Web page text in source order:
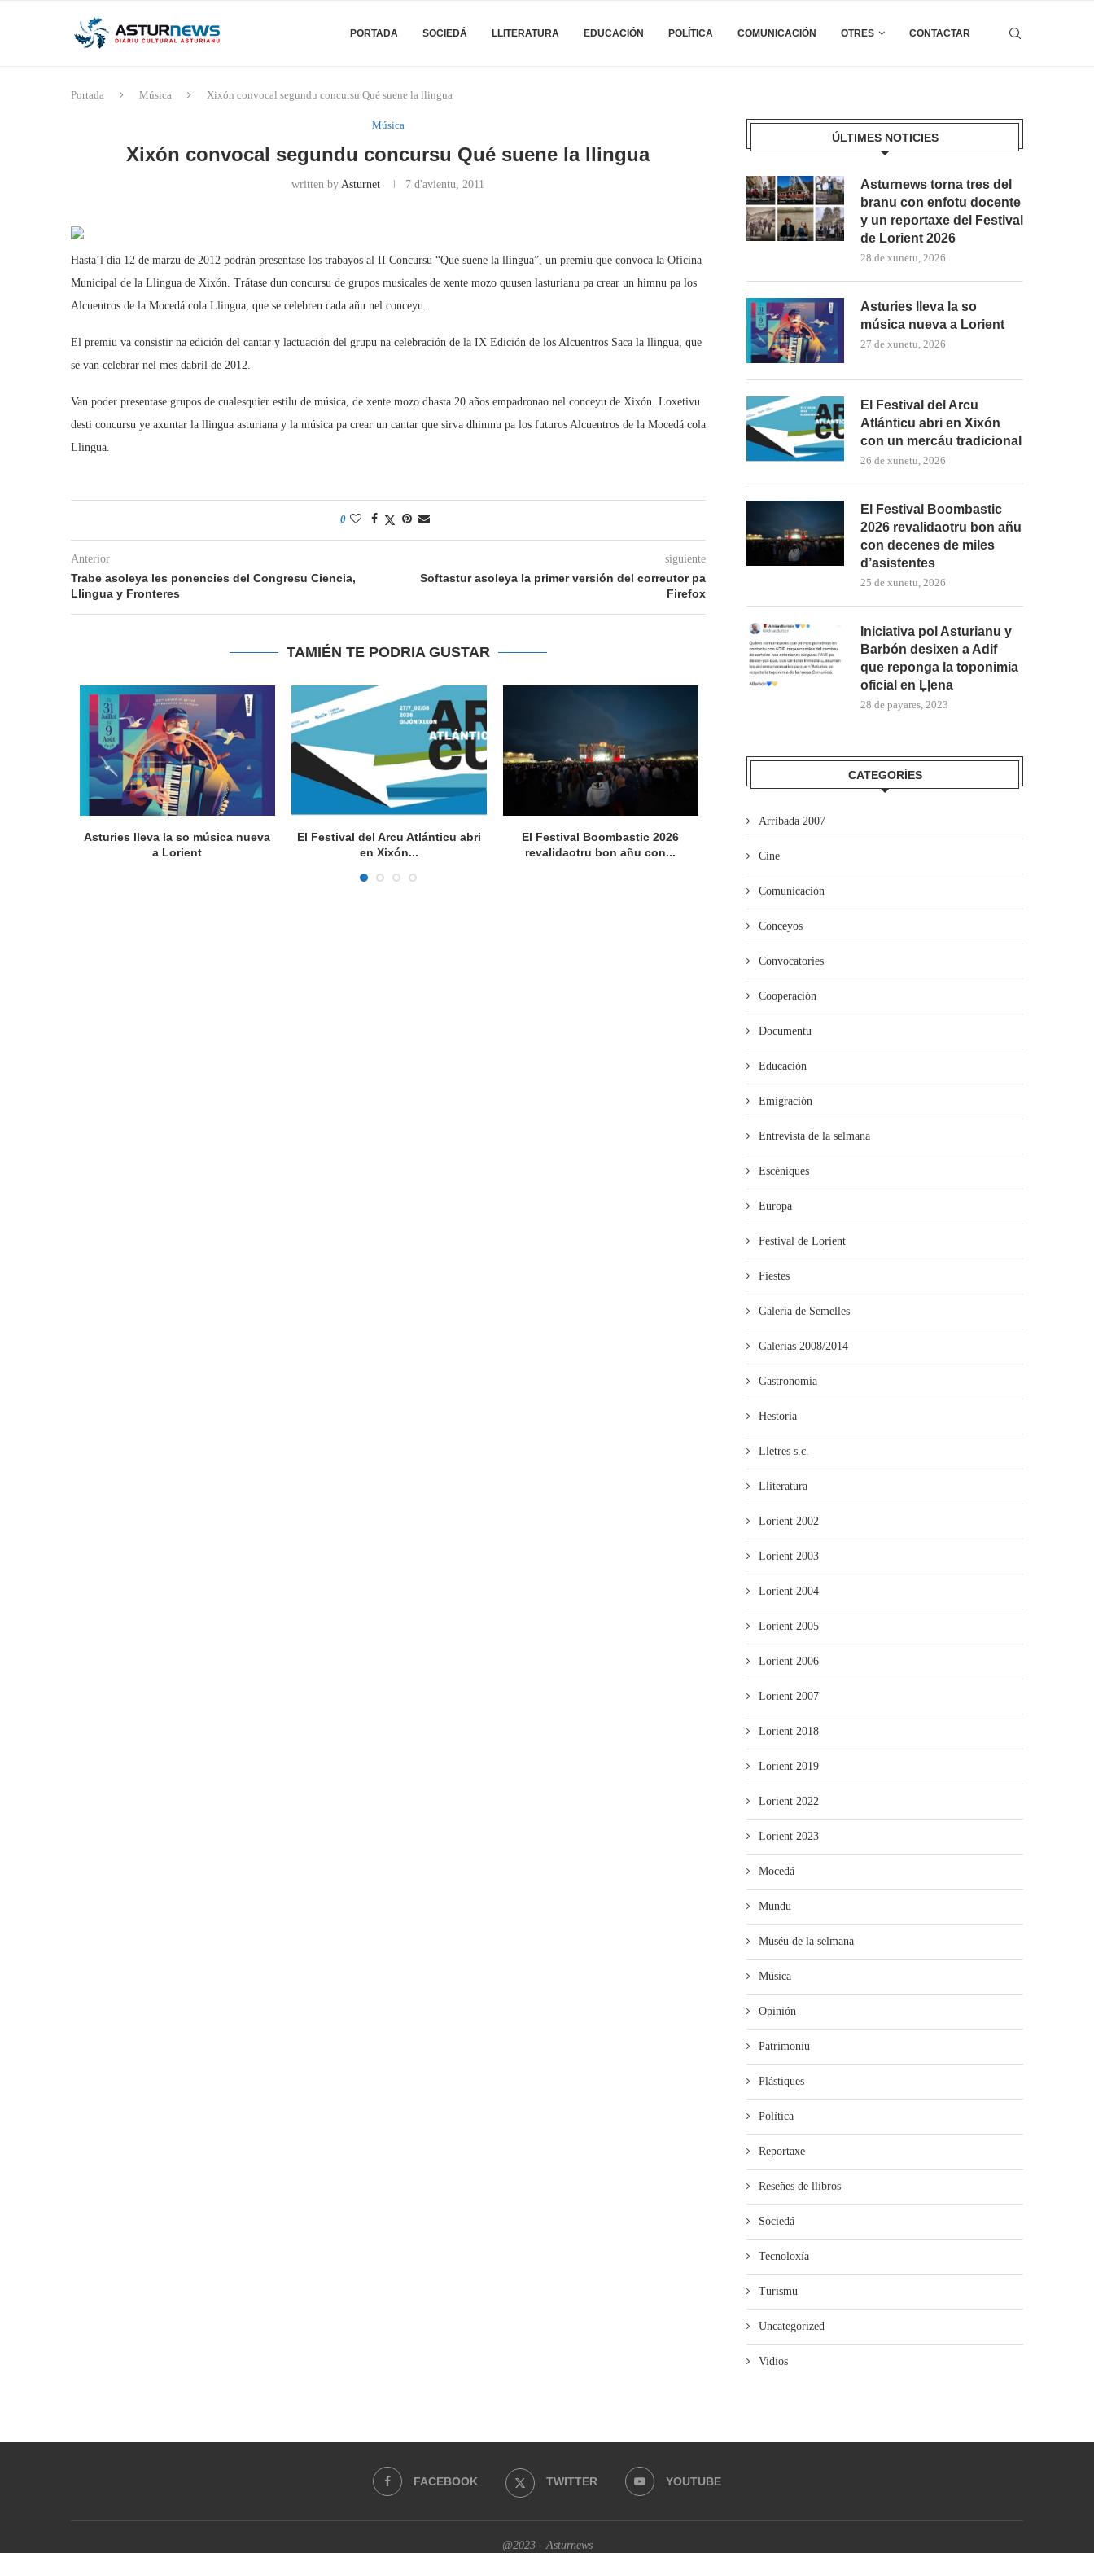
PORTADA SOCIEDÁ LLITERATURA EDUCACIÓN POLÍTICA COMUNICACIÓN OTRES CONTACTAR
Portada Música Xixón convocal segundu concursu Qué suene la llingua
Música
Xixón convocal segundu concursu Qué suene la llingua
written byAsturnet 7 d'avientu, 2011
Hasta’l día 12 de marzu de 2012 podrán presentase los trabayos al II Concursu “Qué suene la llingua”, un premiu que convoca la Oficina
Municipal de la Llingua de Xixón. Trátase dun concursu de grupos musicales de xente mozo quusen lasturianu pa crear un himnu pa los
Alcuentros de la Mocedá cola Llingua, que se celebren cada añu nel conceyu.
El premiu va consistir na edición del cantar y lactuación del grupu na celebración de la IX Edición de los Alcuentros Saca la llingua, que
se van celebrar nel mes dabril de 2012.
Van poder presentase grupos de cualesquier estilu de música, de xente mozo dhasta 20 años empadronao nel conceyu de Xixón. Loxetivu
desti concursu ye axuntar la llingua asturiana y la música pa crear un cantar que sirva dhimnu pa los futuros Alcuentros de la Mocedá cola
Llingua.
0
Anterior
Trabe asoleya les ponencies del Congresu Ciencia,
Llingua y Fronteres
siguiente
Softastur asoleya la primer versión del correutor pa
Firefox
TAMIÉN TE PODRIA GUSTAR
Asturies lleva la so música nueva
a Lorient
El Festival del Arcu Atlánticu abri
en Xixón...
El Festival Boombastic 2026
revalidaotru bon añu con...
Semando Son amuesa’l nuevu folk
El Trasiegu Fest va tener
ÚLTIMES NOTICIES
Asturnews torna tres del
branu con enfotu docente
y un reportaxe del Festival
de Lorient 2026
28 de xunetu, 2026
Asturies lleva la so
música nueva a Lorient
27 de xunetu, 2026
El Festival del Arcu
Atlánticu abri en Xixón
con un mercáu tradicional
26 de xunetu, 2026
El Festival Boombastic
2026 revalidaotru bon añu
con decenes de miles
d’asistentes
25 de xunetu, 2026
Iniciativa pol Asturianu y
Barbón desixen a Adif
que reponga la toponimia
oficial en Ḷḷena
28 de payares, 2023
CATEGORÍES
Arribada 2007
Cine
Comunicación
Conceyos
Convocatories
Cooperación
Documentu
Educación
Emigración
Entrevista de la selmana
Escéniques
Europa
Festival de Lorient
Fiestes
Galería de Semelles
Galerías 2008/2014
Gastronomía
Hestoria
Lletres s.c.
Lliteratura
Lorient 2002
Lorient 2003
Lorient 2004
Lorient 2005
Lorient 2006
Lorient 2007
Lorient 2018
Lorient 2019
Lorient 2022
Lorient 2023
Mocedá
Mundu
Muséu de la selmana
Música
Opinión
Patrimoniu
Plástiques
Política
Reportaxe
Reseñes de llibros
Sociedá
Tecnoloxía
Turismu
Uncategorized
Vidios
FACEBOOK TWITTER YOUTUBE
@2023 - Asturnews